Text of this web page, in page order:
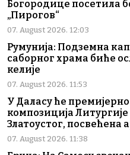
Богородице посетила
„Пирогов“
07. August 2026. 12:03
Румунија: Подземна
саборног храма биће
келије
07. August 2026. 11:53
У Даласу ће
композиција Литургије
Златоустог, посвећена
07. August 2026. 11:38